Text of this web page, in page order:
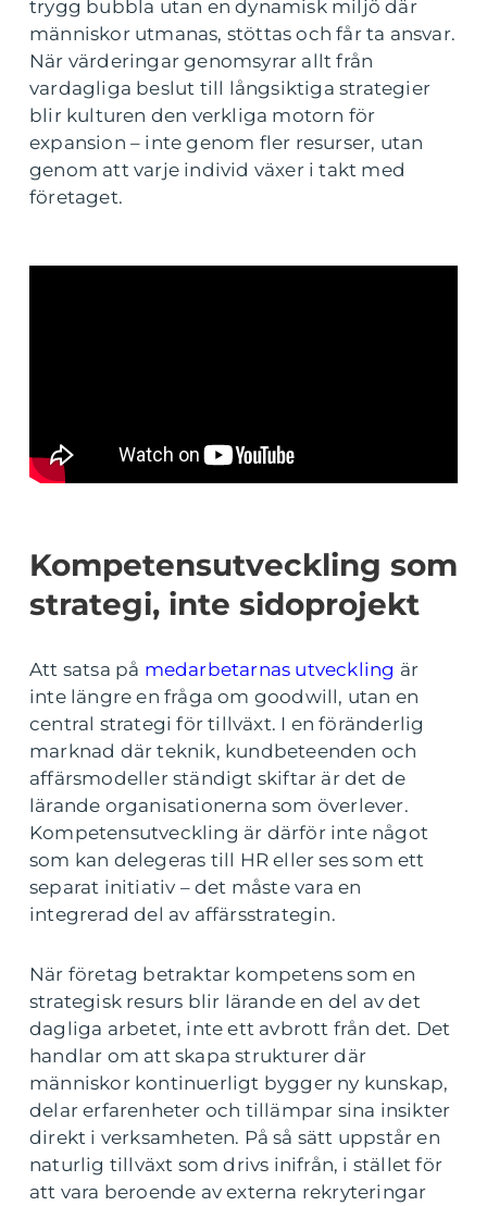
trygg bubbla utan en dynamisk miljö där
människor utmanas, stöttas och får ta ansvar.
När värderingar genomsyrar allt från
vardagliga beslut till långsiktiga strategier
blir kulturen den verkliga motorn för
expansion – inte genom fler resurser, utan
genom att varje individ växer i takt med
företaget.
Kompetensutveckling som
strategi, inte sidoprojekt
Att satsa på medarbetarnas utveckling är
inte längre en fråga om goodwill, utan en
central strategi för tillväxt. I en föränderlig
marknad där teknik, kundbeteenden och
affärsmodeller ständigt skiftar är det de
lärande organisationerna som överlever.
Kompetensutveckling är därför inte något
som kan delegeras till HR eller ses som ett
separat initiativ – det måste vara en
integrerad del av affärsstrategin.
När företag betraktar kompetens som en
strategisk resurs blir lärande en del av det
dagliga arbetet, inte ett avbrott från det. Det
handlar om att skapa strukturer där
människor kontinuerligt bygger ny kunskap,
delar erfarenheter och tillämpar sina insikter
direkt i verksamheten. På så sätt uppstår en
naturlig tillväxt som drivs inifrån, i stället för
att vara beroende av externa rekryteringar